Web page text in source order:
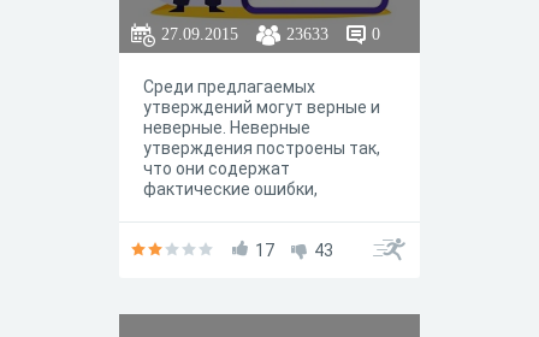
27.09.2015 23633 0
Среди предлагаемых
утверждений могут верные и
неверные. Неверные
утверждения построены так,
что они содержат
фактические ошибки,
искажающие суть физических
ошибочным, если в нем
17 43